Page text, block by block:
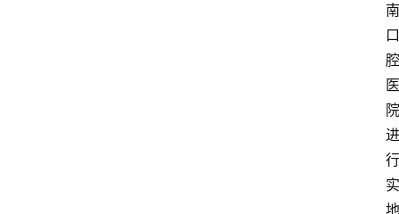
南
口
腔
医
院
进
行
实
地